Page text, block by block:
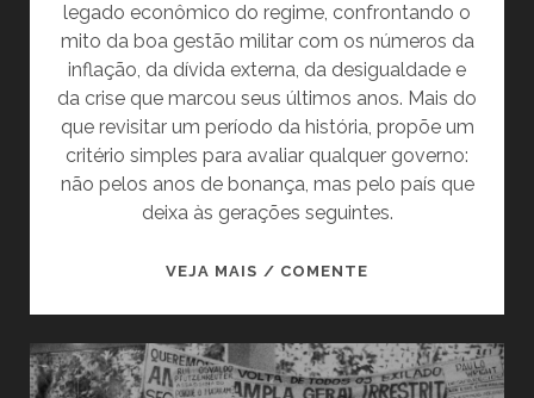
legado econômico do regime, confrontando o
mito da boa gestão militar com os números da
inflação, da dívida externa, da desigualdade e
da crise que marcou seus últimos anos. Mais do
que revisitar um período da história, propõe um
critério simples para avaliar qualquer governo:
não pelos anos de bonança, mas pelo país que
deixa às gerações seguintes.
VEJA MAIS / COMENTEO
EFICIÊNCIA
MILITAR: